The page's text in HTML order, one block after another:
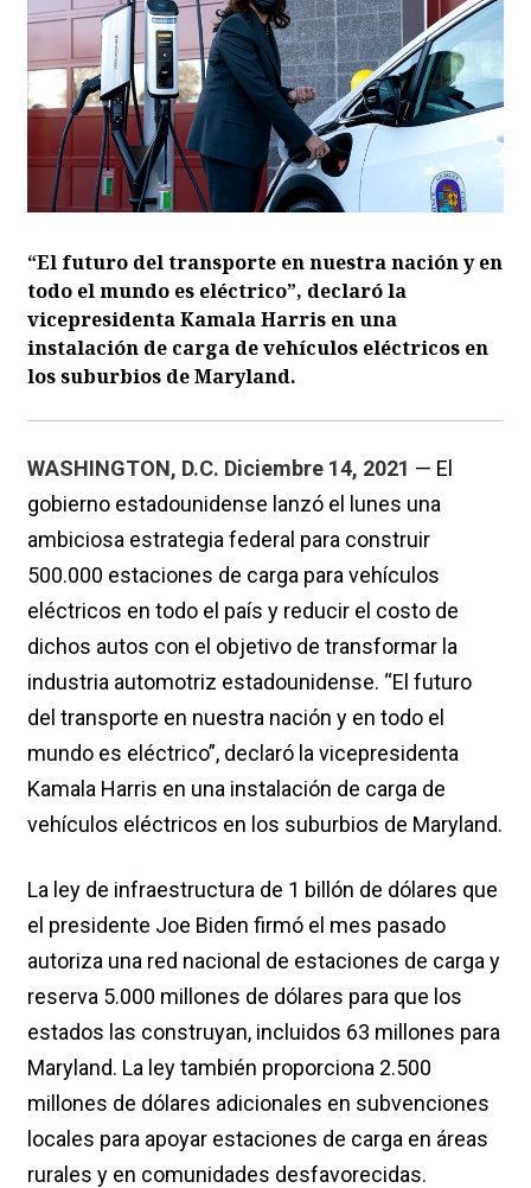
“El futuro del transporte en nuestra nación y en
todo el mundo es eléctrico”, declaró la
vicepresidenta Kamala Harris en una
instalación de carga de vehículos eléctricos en
los suburbios de Maryland.
WASHINGTON, D.C. Diciembre 14, 2021 — El
gobierno estadounidense lanzó el lunes una
ambiciosa estrategia federal para construir
500.000 estaciones de carga para vehículos
eléctricos en todo el país y reducir el costo de
dichos autos con el objetivo de transformar la
industria automotriz estadounidense. “El futuro
del transporte en nuestra nación y en todo el
mundo es eléctrico”, declaró la vicepresidenta
Kamala Harris en una instalación de carga de
vehículos eléctricos en los suburbios de Maryland.
La ley de infraestructura de 1 billón de dólares que
el presidente Joe Biden firmó el mes pasado
autoriza una red nacional de estaciones de carga y
reserva 5.000 millones de dólares para que los
estados las construyan, incluidos 63 millones para
Maryland. La ley también proporciona 2.500
millones de dólares adicionales en subvenciones
locales para apoyar estaciones de carga en áreas
rurales y en comunidades desfavorecidas.